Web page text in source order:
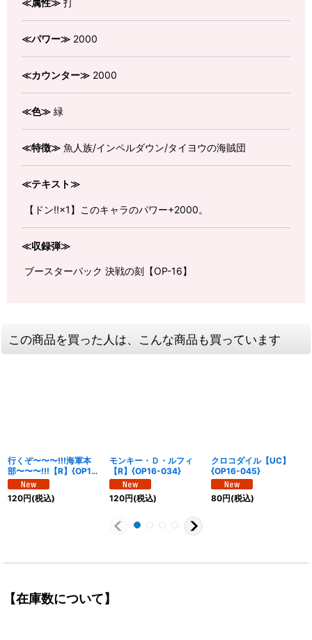
≪属性≫ 打
≪パワー≫ 2000
≪カウンター≫ 2000
≪色≫ 緑
≪特徴≫ 魚人族/インペルダウン/タイヨウの海賊団
≪テキスト≫
【ドン!!×1】このキャラのパワー+2000。
≪収録弾≫
ブースターパック 決戦の刻【OP-16】
この商品を買った人は、こんな商品も買っています
行くぞ〜〜〜!!!海軍本
部〜〜〜!!!【R】{OP16-
038}
120円(税込)
モンキー・Ｄ・ルフィ
【R】{OP16-034}
120円(税込)
クロコダイル【UC】
{OP16-045}
80円(税込)
【在庫数について】